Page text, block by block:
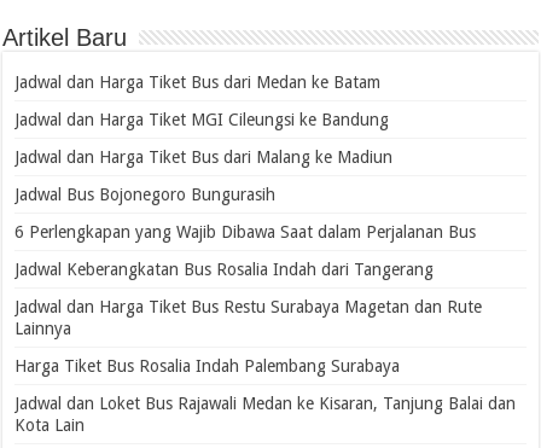
Artikel Baru
Jadwal dan Harga Tiket Bus dari Medan ke Batam
Jadwal dan Harga Tiket MGI Cileungsi ke Bandung
Jadwal dan Harga Tiket Bus dari Malang ke Madiun
Jadwal Bus Bojonegoro Bungurasih
6 Perlengkapan yang Wajib Dibawa Saat dalam Perjalanan Bus
Jadwal Keberangkatan Bus Rosalia Indah dari Tangerang
Jadwal dan Harga Tiket Bus Restu Surabaya Magetan dan Rute
Lainnya
Harga Tiket Bus Rosalia Indah Palembang Surabaya
Jadwal dan Loket Bus Rajawali Medan ke Kisaran, Tanjung Balai dan
Kota Lain